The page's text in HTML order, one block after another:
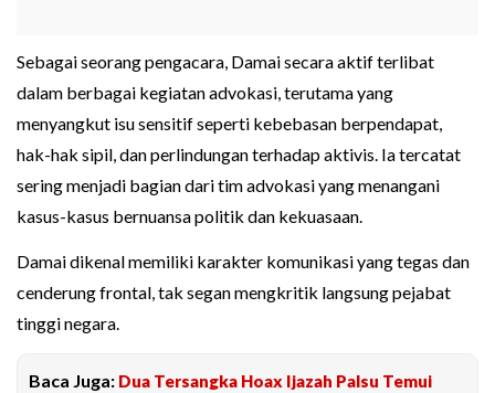
Sebagai seorang pengacara, Damai secara aktif terlibat
dalam berbagai kegiatan advokasi, terutama yang
menyangkut isu sensitif seperti kebebasan berpendapat,
hak-hak sipil, dan perlindungan terhadap aktivis. Ia tercatat
sering menjadi bagian dari tim advokasi yang menangani
kasus-kasus bernuansa politik dan kekuasaan.
Damai dikenal memiliki karakter komunikasi yang tegas dan
cenderung frontal, tak segan mengkritik langsung pejabat
tinggi negara.
Baca Juga: Dua Tersangka Hoax Ijazah Palsu Temui